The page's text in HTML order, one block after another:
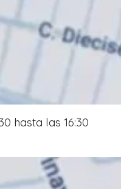
hasta las 16:30